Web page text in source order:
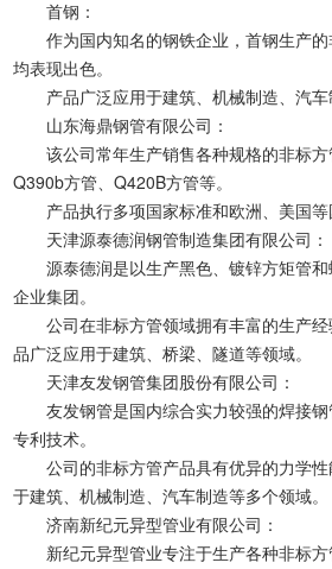
首钢：
作为国内知名的钢铁企业，首钢生产的
均表现出色。
产品广泛应用于建筑、机械制造、汽车
山东海鼎钢管有限公司：
该公司常年生产销售各种规格的非标方
Q390b方管、Q420B方管等。
产品执行多项国家标准和欧洲、美国等
天津源泰德润钢管制造集团有限公司：
源泰德润是以生产黑色、镀锌方矩管和
企业集团。
公司在非标方管领域拥有丰富的生产经
品广泛应用于建筑、桥梁、隧道等领域。
天津友发钢管集团股份有限公司：
友发钢管是国内综合实力较强的焊接钢
专利技术。
公司的非标方管产品具有优异的力学性
于建筑、机械制造、汽车制造等多个领域。
济南新纪元异型管业有限公司：
新纪元异型管业专注于生产各种非标方